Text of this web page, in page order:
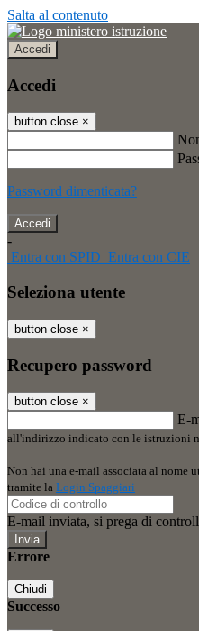
Salta al contenuto
Accedi
Accedi
button close ×
Password dimenticata?
-
Entra con SPID Entra con CIE
Seleziona utente
button close ×
Recupero password
button close ×
E-
all'indirizzo indicato con le istruzioni
Non hai una e-mail associata al nome
tramite la Login Spaggiari
E-mail inviata, si prega di
Errore
Chiudi
Successo